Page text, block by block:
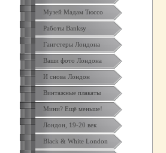
Музей Мадам Тюссо
Работы Banksy
Гангстеры Лондона
Ваши фото Лондона
И снова Лондон
Винтажные плакаты
Мини? Ещё меньше!
Лондон, 19-20 век
Black & White London